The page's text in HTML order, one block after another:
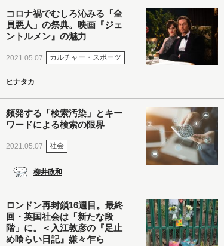
コロナ禍でむしろ沁みる「全
員悪人」の祭典。映画『ジェ
ントルメン』の魅力
2021.05.07 カルチャー・スポーツ
ヒナタカ
頻発する「検索汚染」とキー
ワードによる検索の限界
2021.05.07 社会
柳井政和
ロンドン再封鎖16週目。最終
回・英国社会は「新たな段
階」に。＜入江敦彦の『足止
め喰らい日記』嫌々乍ら